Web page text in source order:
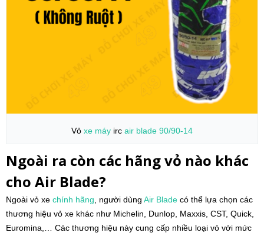
Vỏ xe máy irc air blade 90/90-14
Ngoài ra còn các hãng vỏ nào khác
cho Air Blade?
Ngoài vỏ xe chính hãng , người dùng Air Blade có thể lựa chọn các
thương hiệu vỏ xe khác như Michelin, Dunlop, Maxxis, CST, Quick,
Euromina,… Các thương hiệu này cung cấp nhiều loại vỏ với mức